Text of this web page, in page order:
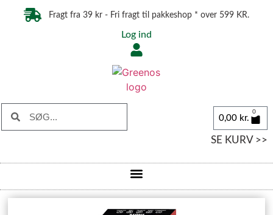
Fragt fra 39 kr - Fri fragt til pakkeshop * over 599 KR.
Log ind
0,00 kr.
0
SE KURV >>